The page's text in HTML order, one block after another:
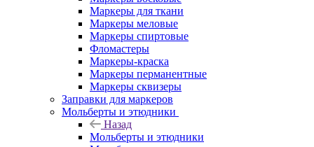
Маркеры для ткани
Маркеры меловые
Маркеры спиртовые
Фломастеры
Маркеры-краска
Маркеры перманентные
Маркеры сквизеры
Заправки для маркеров
Мольберты и этюдники
Назад
Мольберты и этюдники